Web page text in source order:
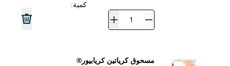
كمية:
مسحوق كرياتين كريابيور®